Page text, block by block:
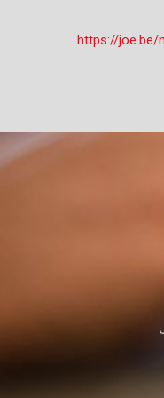
https://joe.be/